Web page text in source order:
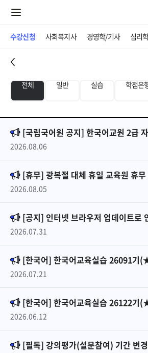
수강신청 사회복지사 경영학/기사 심리
전체 일반 실습 학점은
[국립국어원 공지] 한국어교원 2급
2026.08.06
[휴무] 광복절 대체 휴일 교육원 휴
2026.08.05
[공지] 인터넷 브라우저 업데이트로
2026.07.31
[한국어] 한국어교육실습 26091기
2026.07.21
[한국어] 한국어교육실습 26122기
2026.06.12
[필독] 강의평가(설문참여) 기간 변